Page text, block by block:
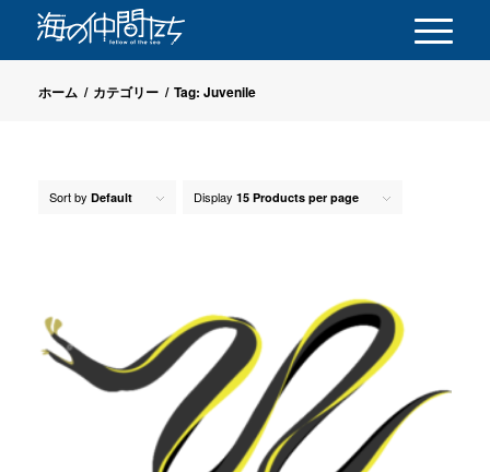
ホーム / カテゴリー / Tag: Juvenile
Sort by Default Display 15 Products per page